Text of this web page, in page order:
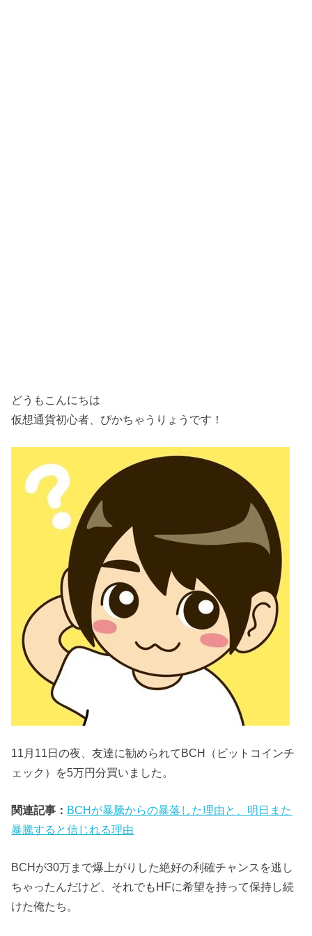
どうもこんにちは
仮想通貨初心者、ぴかちゃうりょうです！
11月11日の夜、友達に勧められてBCH（ビットコインチ
ェック）を5万円分買いました。
関連記事： BCHが暴騰からの暴落した理由と、明日また
暴騰すると信じれる理由
BCHが30万まで爆上がりした絶好の利確チャンスを逃し
ちゃったんだけど、それでもHFに希望を持って保持し続
けた俺たち。